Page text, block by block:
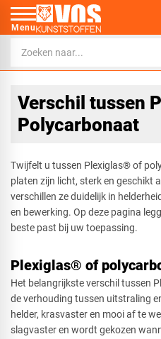
Menu
Verschil tussen
Polycarbonaat
Twijfelt u tussen Plexiglas® of
platen zijn licht, sterk en geschikt
verschillen ze duidelijk in
en bewerking. Op deze pagina
beste past bij uw toepassing.
Plexiglas® of
Het belangrijkste verschil tussen
de verhouding tussen uitstraling
helder, krasvaster en mooi af te
slagvaster en wordt gekozen